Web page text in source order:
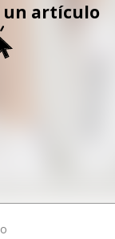
un artículo